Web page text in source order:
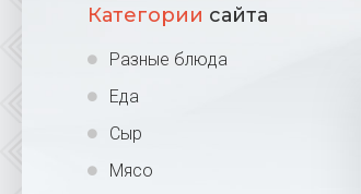
Категории сайта
Разные блюда
Еда
Сыр
Мясо